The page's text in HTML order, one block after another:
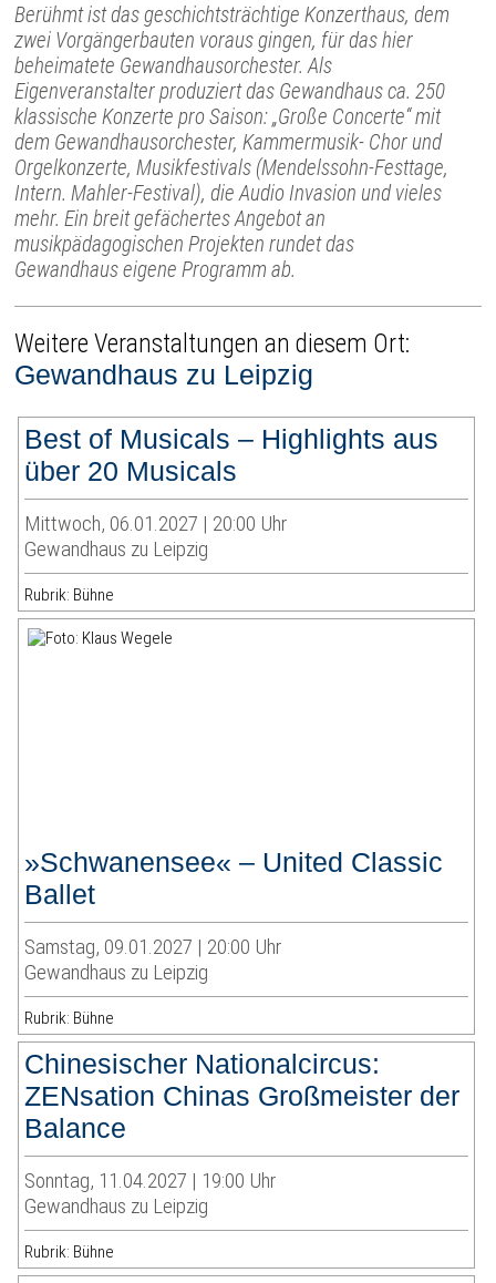
Berühmt ist das geschichtsträchtige Konzerthaus, dem
zwei Vorgängerbauten voraus gingen, für das hier
beheimatete Gewandhausorchester. Als
Eigenveranstalter produziert das Gewandhaus ca. 250
klassische Konzerte pro Saison: „Große Concerte“ mit
dem Gewandhausorchester, Kammermusik- Chor und
Orgelkonzerte, Musikfestivals (Mendelssohn-Festtage,
Intern. Mahler-Festival), die Audio Invasion und vieles
mehr. Ein breit gefächertes Angebot an
musikpädagogischen Projekten rundet das
Gewandhaus eigene Programm ab.
Weitere Veranstaltungen an diesem Ort:
Gewandhaus zu Leipzig
Best of Musicals – Highlights aus
über 20 Musicals
Mittwoch, 06.01.2027 | 20:00 Uhr
Gewandhaus zu Leipzig
Rubrik: Bühne
»Schwanensee« – United Classic
Ballet
Samstag, 09.01.2027 | 20:00 Uhr
Gewandhaus zu Leipzig
Rubrik: Bühne
Chinesischer Nationalcircus:
ZENsation Chinas Großmeister der
Balance
Sonntag, 11.04.2027 | 19:00 Uhr
Gewandhaus zu Leipzig
Rubrik: Bühne